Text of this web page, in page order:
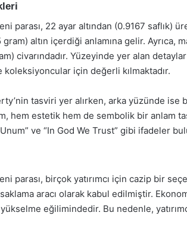
parası, 22 ayar altından (0.9167 saflık)
altın içerdiği anlamına gelir. Ayrıca,
civarındadır. Yüzeyinde yer alan
koleksiyoncular için değerli kılmaktadır.
tasviri yer alırken, arka yüzünde ise
hem estetik hem de sembolik bir anlam
ve “In God We Trust” gibi ifadeler
parası, birçok yatırımcı için cazip bir
aracı olarak kabul edilmiştir.
eğilimindedir. Bu nedenle,